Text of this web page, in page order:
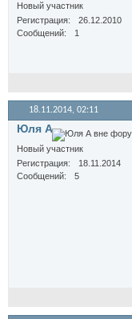
Новый участник
Регистрация
26.12.2010
Сообщений
1
18.11.2014, 02:11
Юля А
Новый участник
Регистрация
18.11.2014
Сообщений
5